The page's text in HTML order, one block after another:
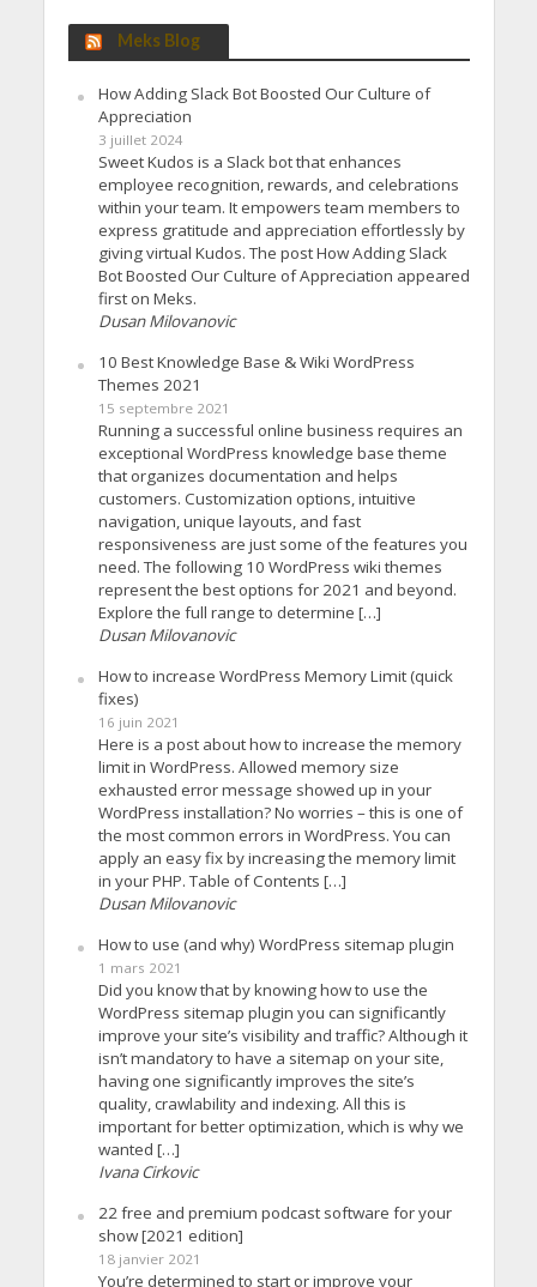
Meks Blog
How Adding Slack Bot Boosted Our Culture of
Appreciation
3 juillet 2024
Sweet Kudos is a Slack bot that enhances
employee recognition, rewards, and celebrations
within your team. It empowers team members to
express gratitude and appreciation effortlessly by
giving virtual Kudos. The post How Adding Slack
Bot Boosted Our Culture of Appreciation appeared
first on Meks.
Dusan Milovanovic
10 Best Knowledge Base & Wiki WordPress
Themes 2021
15 septembre 2021
Running a successful online business requires an
exceptional WordPress knowledge base theme
that organizes documentation and helps
customers. Customization options, intuitive
navigation, unique layouts, and fast
responsiveness are just some of the features you
need. The following 10 WordPress wiki themes
represent the best options for 2021 and beyond.
Explore the full range to determine […]
Dusan Milovanovic
How to increase WordPress Memory Limit (quick
fixes)
16 juin 2021
Here is a post about how to increase the memory
limit in WordPress. Allowed memory size
exhausted error message showed up in your
WordPress installation? No worries – this is one of
the most common errors in WordPress. You can
apply an easy fix by increasing the memory limit
in your PHP. Table of Contents […]
Dusan Milovanovic
How to use (and why) WordPress sitemap plugin
1 mars 2021
Did you know that by knowing how to use the
WordPress sitemap plugin you can significantly
improve your site’s visibility and traffic? Although it
isn’t mandatory to have a sitemap on your site,
having one significantly improves the site’s
quality, crawlability and indexing. All this is
important for better optimization, which is why we
wanted […]
Ivana Cirkovic
22 free and premium podcast software for your
show [2021 edition]
18 janvier 2021
You’re determined to start or improve your